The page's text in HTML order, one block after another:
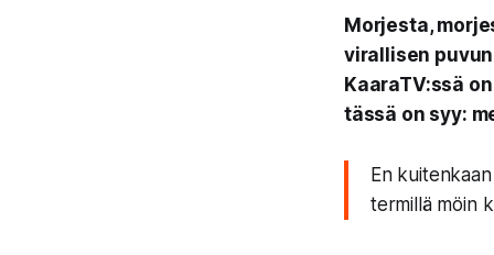
Morjesta,
virallisen
KaaraTV:ssä
tässä on syy:
En
termillä möin